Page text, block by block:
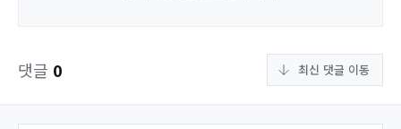
댓글 0 최신 댓글 이동